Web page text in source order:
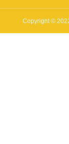
Copyright ©